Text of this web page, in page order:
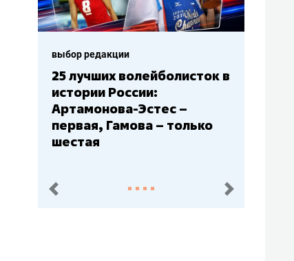
выбор редакции
Бюджеты клубов КХЛ: СКА
– главный мажор, «Ак
Барс» – второй, «Салават
Юлаев» – середняк
пред. след.